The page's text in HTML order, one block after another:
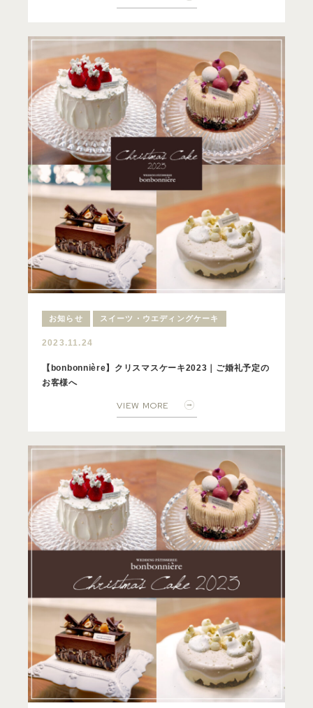
お知らせ スイーツ・ウエディングケーキ
2023.11.24
【bonbonnière】クリスマスケーキ2023｜ご婚礼予定の
お客様へ
VIEW MORE